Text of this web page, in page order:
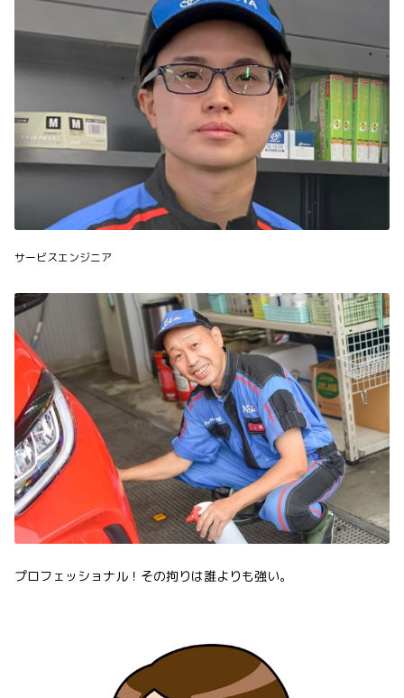
サービスエンジニア
プロフェッショナル！その拘りは誰よりも強い。